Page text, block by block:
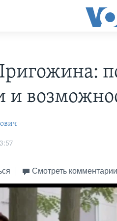
и
Смотреть комментарии